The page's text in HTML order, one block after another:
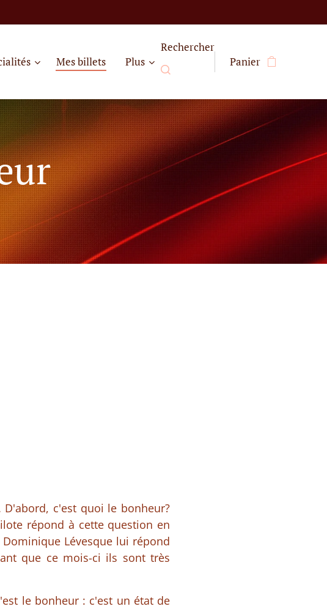
Mes billets Plus
Rechercher
Panier
c'est quoi le bonheur?
répond à cette question en
Lévesque lui répond
que ce mois-ci ils sont très
le bonheur : c'est un état de